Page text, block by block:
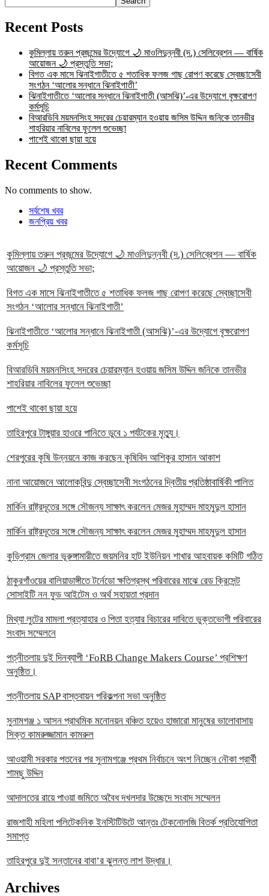
Recent Posts
কুমিল্লায় তরুন প্রজন্মের উদ্যোগে 🌙 মাওলিদুন্নবী (দ.) সেলিব্রেশন — বার্ষিক
আয়োজন 🌙 প্রস্তুতি সভা;
বিগত এক মাসে ঝিনাইগাতীতে ৫ শতাধিক ফলজ গাছ রোপণ করেছে স্বেচ্ছাসেবী
সংগঠন ‘আলোর সন্ধানে ঝিনাইগাতী’
ঝিনাইগাতীতে ‘আলোর সন্ধানে ঝিনাইগাতী (আসঝি)’-এর উদ্যোগে বৃক্ষরোপণ
কর্মসূচি
বিআরডিবি ময়মনসিংহ সদরের চেয়ারম্যান হওয়ায় জসিম উদ্দিন জনিকে তানভীর
শাহরিয়ার নাবিলের ফুলেল শুভেচ্ছা
পাশেই থাকো ছায়া হয়ে
Recent Comments
No comments to show.
সর্বশেষ খবর
জনপ্রিয় খবর
কুমিল্লায় তরুন প্রজন্মের উদ্যোগে 🌙 মাওলিদুন্নবী (দ.) সেলিব্রেশন — বার্ষিক
আয়োজন 🌙 প্রস্তুতি সভা;
বিগত এক মাসে ঝিনাইগাতীতে ৫ শতাধিক ফলজ গাছ রোপণ করেছে স্বেচ্ছাসেবী
সংগঠন ‘আলোর সন্ধানে ঝিনাইগাতী’
ঝিনাইগাতীতে ‘আলোর সন্ধানে ঝিনাইগাতী (আসঝি)’-এর উদ্যোগে বৃক্ষরোপণ
কর্মসূচি
বিআরডিবি ময়মনসিংহ সদরের চেয়ারম্যান হওয়ায় জসিম উদ্দিন জনিকে তানভীর
শাহরিয়ার নাবিলের ফুলেল শুভেচ্ছা
পাশেই থাকো ছায়া হয়ে
তাহিরপুরে টাঙ্গুয়ার হাওরে পানিতে ডুবে ১ পর্যটকের মৃত্যু।
শেরপুরের কৃষি উন্নয়নে কাজ করছেন কৃষিবিদ আশিকুর হাসান আকাশ
নানা আয়োজনে আলোকবিন্দু স্বেচ্ছাসেবী সংগঠনের দ্বিতীয় প্রতিষ্ঠাবার্ষিকী পালিত
মার্কিন রাষ্ট্রদূতের সঙ্গে সৌজন্য সাক্ষাৎ করলেন মেজর মুহাম্মদ মাহমুদুল হাসান
মার্কিন রাষ্ট্রদূতের সঙ্গে সৌজন্য সাক্ষাৎ করলেন মেজর মুহাম্মদ মাহমুদুল হাসান
কুড়িগ্রাম জেলার ভূরুঙ্গামারীতে জয়মনির হাট ইউনিয়ন শাখার আহবায়ক কমিটি গঠিত
ঠাকুরগাঁওয়ের বালিয়াডাঙ্গীতে টর্নেডো ক্ষতিগ্রস্থ পরিবারের মাঝে রেড ক্রিসেন্ট
সোসাইটি নন ফুড আইটেম ও অর্থ সহায়তা প্রদান
‎মিথ্যা লুটের মামলা প্রত্যাহার ও পিতা হত্যার বিচারের দাবিতে ভুক্তভোগী পরিবারের
সংবাদ সম্মেলনে
পত্নীতলায় দুই দিনব্যাপী ‘FoRB Change Makers Course’ প্রশিক্ষণ
অনুষ্ঠিত।
পত্নীতলায় SAP বাস্তবায়ন পরিকল্পনা সভা অনুষ্ঠিত
সুনামগঞ্জ ১ আসন প্রাথমিক মনোনয়ন বঞ্চিত হয়েও হাজারো মানুষের ভালোবাসায়
সিক্ত কামরুজ্জামান কামরুল
‎আওয়ামী সরকার পতনের পর সুনামগঞ্জে প্রথম নির্বাচনে অংশ নিচ্ছেন নৌকা প্রার্থী
শামছু উদ্দিন
আদালতের রায়ে পাওয়া জমিতে অবৈধ দখলদার উচ্ছেদে সংবাদ সম্মেলন
রাজশাহী মহিলা পলিটেকনিক ইনস্টিটিউটে আন্তঃ টেকনোলজি বিতর্ক প্রতিযোগিতা
সমাপ্ত
তাহিরপুরে দুই সন্তানের বাবা’র ঝুলন্ত লাশ উদ্ধার।
Archives